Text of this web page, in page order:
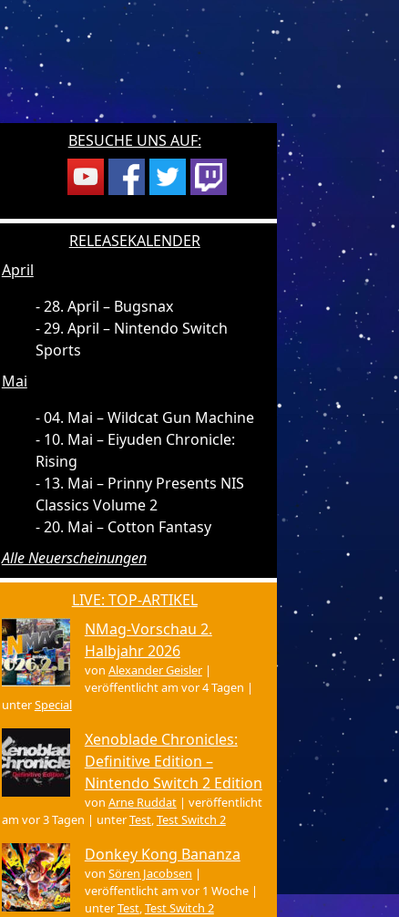
BESUCHE UNS AUF:
RELEASEKALENDER
April
28. April – Bugsnax
29. April – Nintendo Switch
Sports
Mai
04. Mai – Wildcat Gun Machine
10. Mai – Eiyuden Chronicle:
Rising
13. Mai – Prinny Presents NIS
Classics Volume 2
20. Mai – Cotton Fantasy
Alle Neuerscheinungen
LIVE: TOP-ARTIKEL
NMag-Vorschau 2.
Halbjahr 2026
von Alexander Geisler|
veröffentlicht am vor 4 Tagen |
unterSpecial
Xenoblade Chronicles:
Definitive Edition –
Nintendo Switch 2 Edition
von Arne Ruddat| veröffentlicht
am vor 3 Tagen | unterTest,Test Switch 2
Donkey Kong Bananza
von Sören Jacobsen |
veröffentlicht am vor 1 Woche|
unterTest,Test Switch 2